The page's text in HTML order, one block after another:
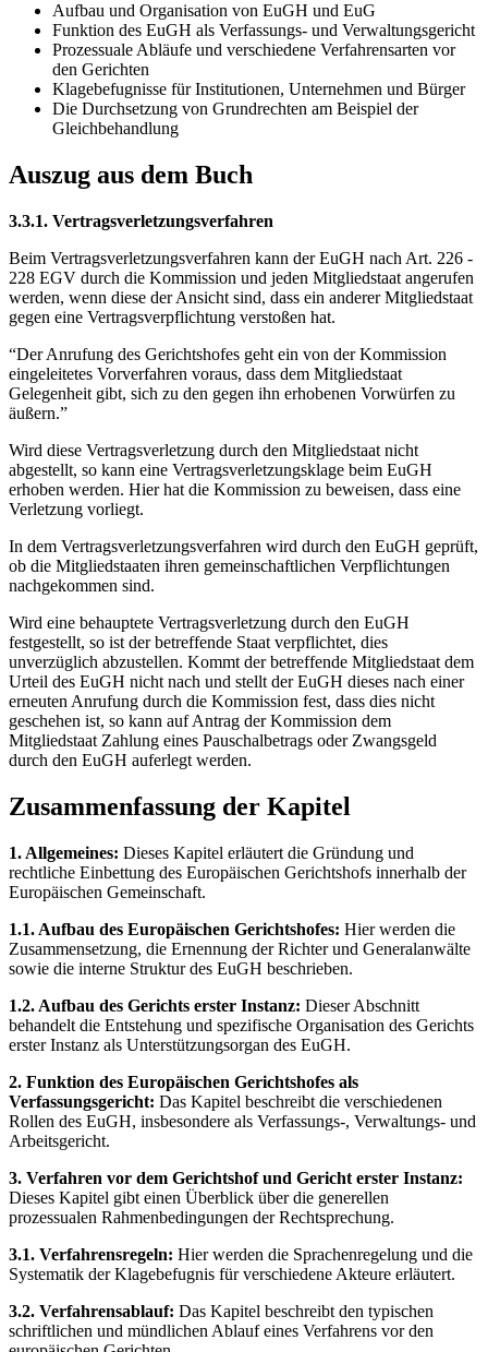
Aufbau und Organisation von EuGH und EuG
Funktion des EuGH als Verfassungs- und Verwaltungsgericht
Prozessuale Abläufe und verschiedene Verfahrensarten vor
den Gerichten
Klagebefugnisse für Institutionen, Unternehmen und Bürger
Die Durchsetzung von Grundrechten am Beispiel der
Gleichbehandlung
Auszug aus dem Buch
3.3.1. Vertragsverletzungsverfahren
Beim Vertragsverletzungsverfahren kann der EuGH nach Art. 226 -
228 EGV durch die Kommission und jeden Mitgliedstaat angerufen
werden, wenn diese der Ansicht sind, dass ein anderer Mitgliedstaat
gegen eine Vertragsverpflichtung verstoßen hat.
“Der Anrufung des Gerichtshofes geht ein von der Kommission
eingeleitetes Vorverfahren voraus, dass dem Mitgliedstaat
Gelegenheit gibt, sich zu den gegen ihn erhobenen Vorwürfen zu
äußern.”
Wird diese Vertragsverletzung durch den Mitgliedstaat nicht
abgestellt, so kann eine Vertragsverletzungsklage beim EuGH
erhoben werden. Hier hat die Kommission zu beweisen, dass eine
Verletzung vorliegt.
In dem Vertragsverletzungsverfahren wird durch den EuGH geprüft,
ob die Mitgliedstaaten ihren gemeinschaftlichen Verpflichtungen
nachgekommen sind.
Wird eine behauptete Vertragsverletzung durch den EuGH
festgestellt, so ist der betreffende Staat verpflichtet, dies
unverzüglich abzustellen. Kommt der betreffende Mitgliedstaat dem
Urteil des EuGH nicht nach und stellt der EuGH dieses nach einer
erneuten Anrufung durch die Kommission fest, dass dies nicht
geschehen ist, so kann auf Antrag der Kommission dem
Mitgliedstaat Zahlung eines Pauschalbetrags oder Zwangsgeld
durch den EuGH auferlegt werden.
Zusammenfassung der Kapitel
1. Allgemeines: Dieses Kapitel erläutert die Gründung und
rechtliche Einbettung des Europäischen Gerichtshofs innerhalb der
Europäischen Gemeinschaft.
1.1. Aufbau des Europäischen Gerichtshofes: Hier werden die
Zusammensetzung, die Ernennung der Richter und Generalanwälte
sowie die interne Struktur des EuGH beschrieben.
1.2. Aufbau des Gerichts erster Instanz: Dieser Abschnitt
behandelt die Entstehung und spezifische Organisation des Gerichts
erster Instanz als Unterstützungsorgan des EuGH.
2. Funktion des Europäischen Gerichtshofes als
Verfassungsgericht: Das Kapitel beschreibt die verschiedenen
Rollen des EuGH, insbesondere als Verfassungs-, Verwaltungs- und
Arbeitsgericht.
3. Verfahren vor dem Gerichtshof und Gericht erster Instanz:
Dieses Kapitel gibt einen Überblick über die generellen
prozessualen Rahmenbedingungen der Rechtsprechung.
3.1. Verfahrensregeln: Hier werden die Sprachenregelung und die
Systematik der Klagebefugnis für verschiedene Akteure erläutert.
3.2. Verfahrensablauf: Das Kapitel beschreibt den typischen
schriftlichen und mündlichen Ablauf eines Verfahrens vor den